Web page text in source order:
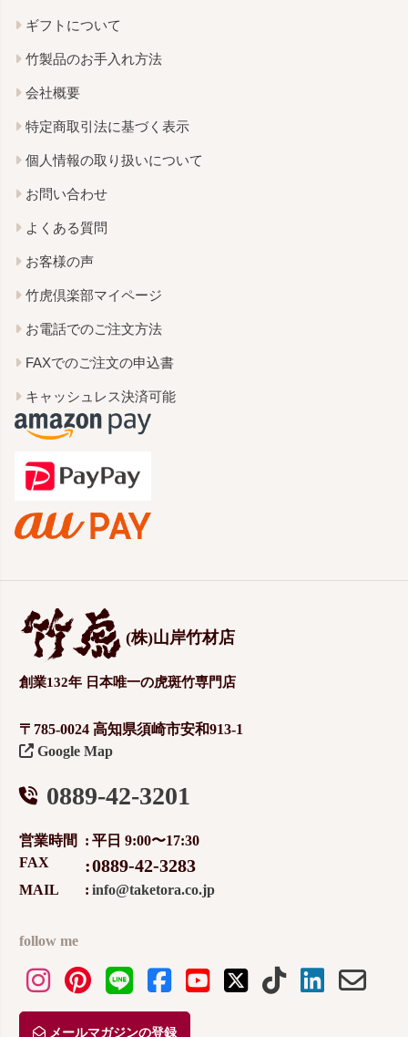
ギフトについて
竹製品のお手入れ方法
会社概要
特定商取引法に基づく表示
個人情報の取り扱いについて
お問い合わせ
よくある質問
お客様の声
竹虎倶楽部マイページ
お電話でのご注文方法
FAXでのご注文の申込書
キャッシュレス決済可能
(株)山岸竹材店
創業132年 日本唯一の虎斑竹専門店
〒785-0024 高知県須崎市安和913-1
Google Map
0889-42-3201
営業時間
平日 9:00〜17:30
FAX
0889-42-3283
MAIL info@taketora.co.jp
follow me
メールマガジンの登録